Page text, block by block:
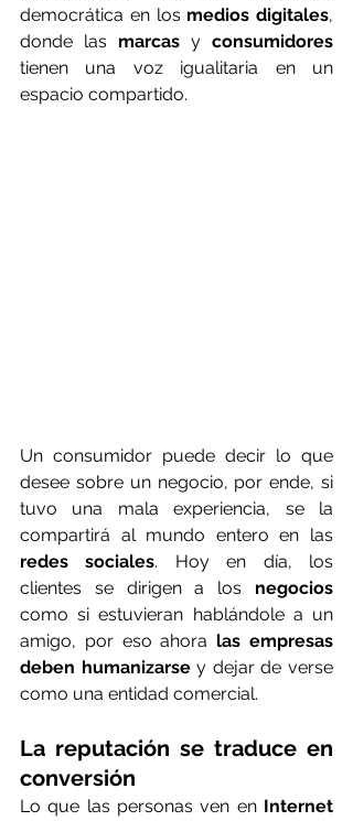
democrática en los medios digitales,
donde las marcas y consumidores
tienen una voz igualitaria en un
espacio compartido.
Un consumidor puede decir lo que
desee sobre un negocio, por ende, si
tuvo una mala experiencia, se la
redes sociales. Hoy en día, los
clientes se dirigen a los negocios
como si estuvieran hablándole a un
amigo, por eso ahora las empresas
deben humanizarse y dejar de verse
como una entidad comercial.
La reputación se traduce en
conversión
Lo que las personas ven en Internet